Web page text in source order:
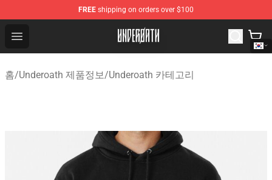
FREE shipping on orders over $100
Open menu
Underoath Store - Official Underoath Merchandise Shop
홈/Underoath 제품정보/Underoath 카테고리